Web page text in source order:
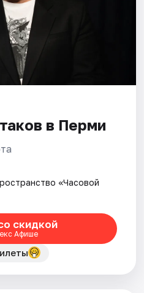
в Перми
«Часовой
скидкой
Афише